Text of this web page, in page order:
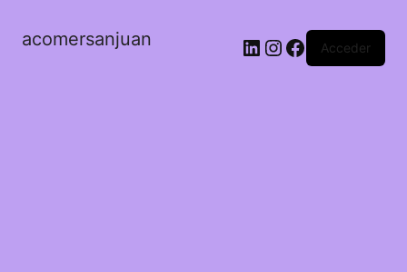
acomersanjuan LinkedIn
Instagram
Facebook
Acceder